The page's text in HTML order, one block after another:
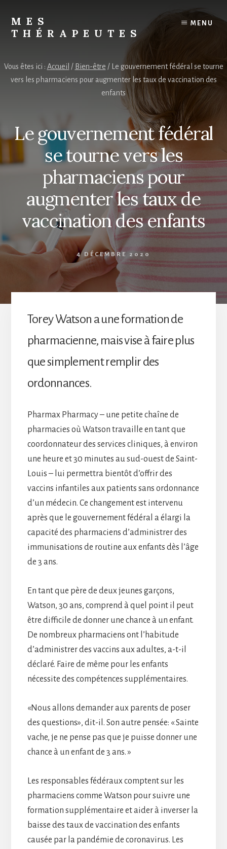
content
MES
THÉRAPEUTES
thérapeute
MENU
Vous êtes ici : Accueil / Bien-être /Le gouvernement fédéral se tourne
vers les pharmaciens pour augmenter les taux de vaccination des
enfants
Le gouvernement fédéral
se tourne vers les
pharmaciens pour
augmenter les taux de
vaccination des enfants
4 DÉCEMBRE 2020
Torey Watson a une formation de
pharmacienne, mais vise à faire plus
que simplement remplir des
ordonnances.
Pharmax Pharmacy – une petite chaîne de
pharmacies où Watson travaille en tant que
coordonnateur des services cliniques, à environ
une heure et 30 minutes au sud-ouest de Saint-
Louis – lui permettra bientôt d’offrir des
vaccins infantiles aux patients sans ordonnance
d’un médecin. Ce changement est intervenu
après que le gouvernement fédéral a élargi la
capacité des pharmaciens d’administrer des
immunisations de routine aux enfants dès l’âge
de 3 ans.
En tant que père de deux jeunes garçons,
Watson, 30 ans, comprend à quel point il peut
être difficile de donner une chance à un enfant.
De nombreux pharmaciens ont l’habitude
d’administrer des vaccins aux adultes, a-t-il
déclaré. Faire de même pour les enfants
nécessite des compétences supplémentaires.
«Nous allons demander aux parents de poser
des questions», dit-il. Son autre pensée: « Sainte
vache, je ne pense pas que je puisse donner une
chance à un enfant de 3 ans. »
Les responsables fédéraux comptent sur les
pharmaciens comme Watson pour suivre une
formation supplémentaire et aider à inverser la
baisse des taux de vaccination des enfants
causée par la pandémie de coronavirus. Les